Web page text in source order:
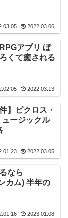
2022.03.06
アプリ ぼ
くて癒される
2022.03.13
】ピクロス・
ュージックル
2022.03.05
なら
カム) 半年の
2023.01.08